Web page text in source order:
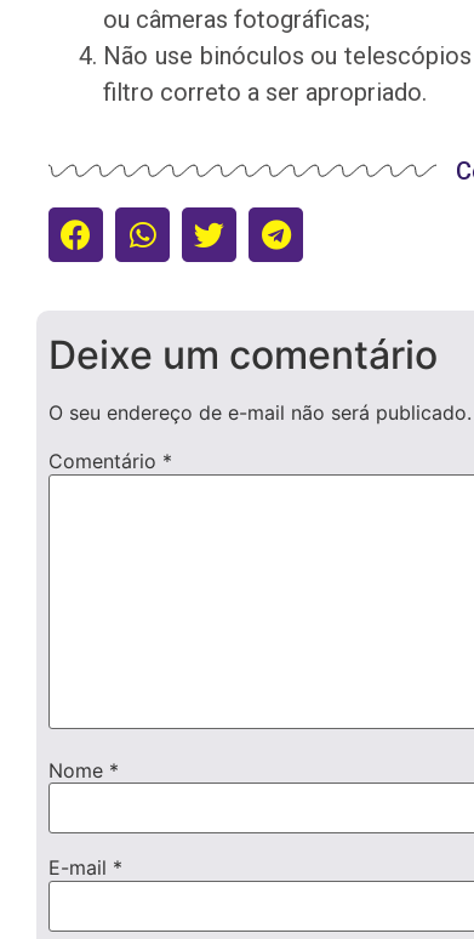
ou câmeras fotográficas;
Não use binóculos ou
filtro correto a ser apropriado.
Deixe um comentário
O seu endereço de e-mail não será publicado.
Comentário *
Nome *
E-mail *